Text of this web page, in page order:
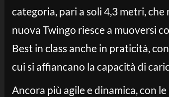
categoria, pari a soli 4,3 metri, che
nuova Twingo riesce a muoversi
Best in class anche in praticità,
cui si affiancano la capacità di
Ancora più agile e dinamica, con